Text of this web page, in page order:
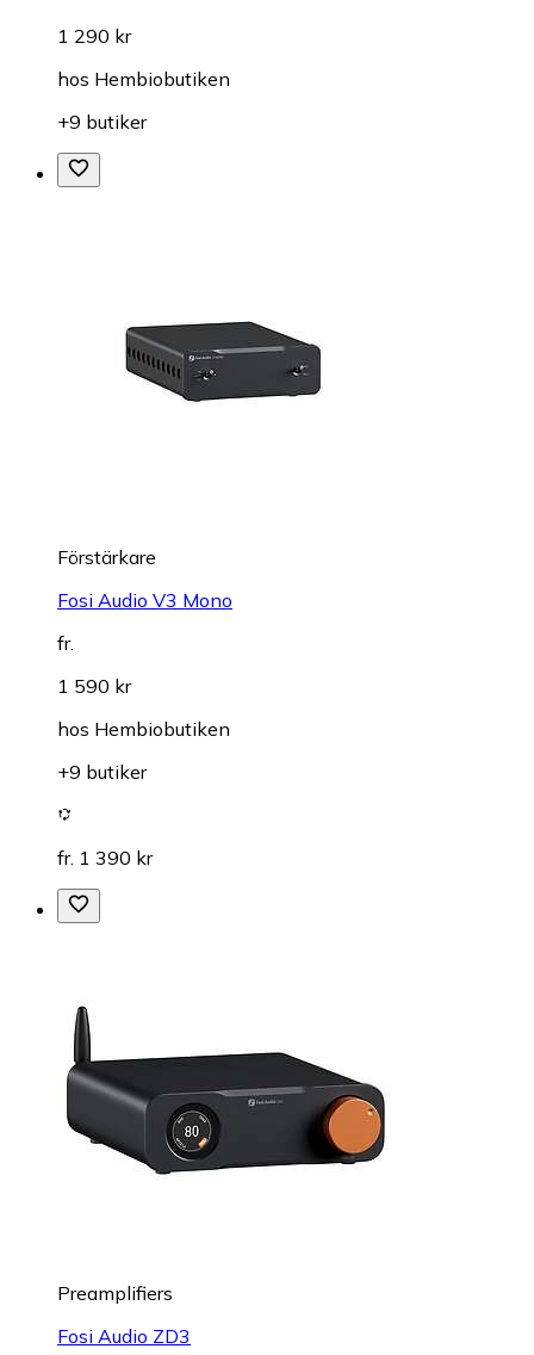
1 290 kr
hos Hembiobutiken
+9 butiker
Förstärkare
Fosi Audio V3 Mono
fr.
1 590 kr
hos Hembiobutiken
+9 butiker
fr. 1 390 kr
Preamplifiers
Fosi Audio ZD3